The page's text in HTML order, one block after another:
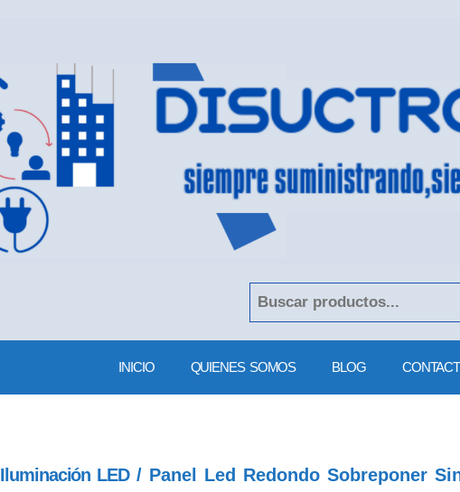
INICIO QUIENES SOMOS BLOG
Iluminación LED/ Panel Led Redondo Sobreponer